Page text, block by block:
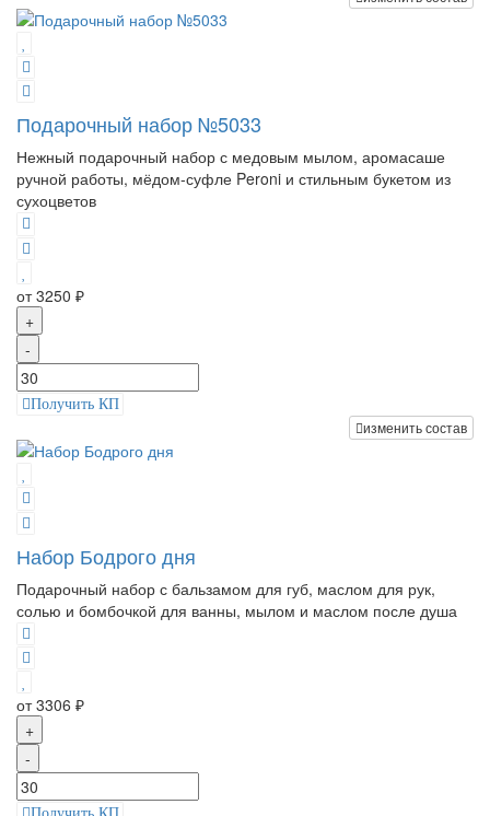
Подарочный набор №5033
Нежный подарочный набор с медовым мылом, аромасаше
ручной работы, мёдом-суфле Peroni и стильным букетом из
сухоцветов
от 3250 ₽
+
-
Получить КП
изменить состав
Набор Бодрого дня
Подарочный набор с бальзамом для губ, маслом для рук,
солью и бомбочкой для ванны, мылом и маслом после душа
от 3306 ₽
+
-